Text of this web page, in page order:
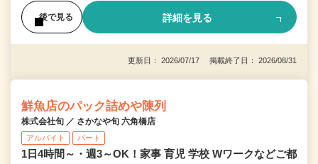
後で見る 詳細を見る
更新日： 2026/07/17 掲載終了日： 2026/08/31
鮮魚店のパック詰めや陳列
株式会社旬 ／ さかなや旬 六角橋店
アルバイト パート
1日4時間～・週3～OK！家事 育児 学校 Wワークなどご都